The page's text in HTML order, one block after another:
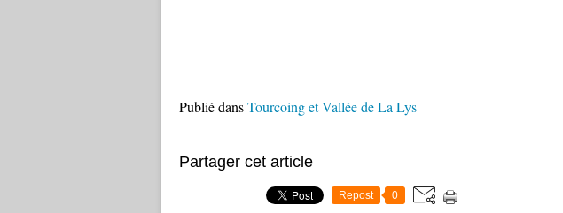
Publié dansTourcoing et Vallée de La Lys
Partager cet article
Repost 0